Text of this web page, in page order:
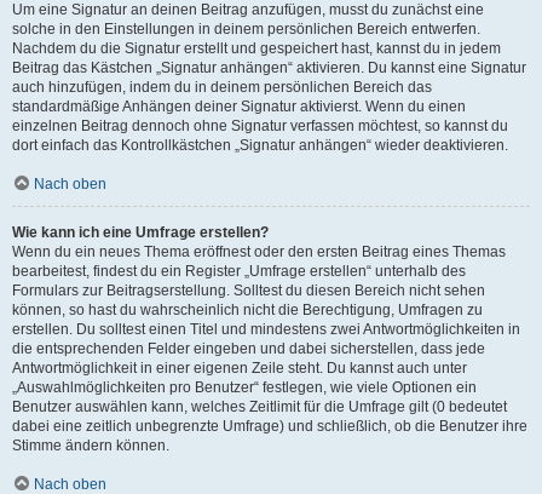
Um eine Signatur an deinen Beitrag anzufügen, musst du zunächst eine
solche in den Einstellungen in deinem persönlichen Bereich entwerfen.
Nachdem du die Signatur erstellt und gespeichert hast, kannst du in jedem
Beitrag das Kästchen „Signatur anhängen“ aktivieren. Du kannst eine Signatur
auch hinzufügen, indem du in deinem persönlichen Bereich das
standardmäßige Anhängen deiner Signatur aktivierst. Wenn du einen
einzelnen Beitrag dennoch ohne Signatur verfassen möchtest, so kannst du
dort einfach das Kontrollkästchen „Signatur anhängen“ wieder deaktivieren.
Nach oben
Wie kann ich eine Umfrage erstellen?
Wenn du ein neues Thema eröffnest oder den ersten Beitrag eines Themas
bearbeitest, findest du ein Register „Umfrage erstellen“ unterhalb des
Formulars zur Beitragserstellung. Solltest du diesen Bereich nicht sehen
können, so hast du wahrscheinlich nicht die Berechtigung, Umfragen zu
erstellen. Du solltest einen Titel und mindestens zwei Antwortmöglichkeiten in
die entsprechenden Felder eingeben und dabei sicherstellen, dass jede
Antwortmöglichkeit in einer eigenen Zeile steht. Du kannst auch unter
„Auswahlmöglichkeiten pro Benutzer“ festlegen, wie viele Optionen ein
Benutzer auswählen kann, welches Zeitlimit für die Umfrage gilt (0 bedeutet
dabei eine zeitlich unbegrenzte Umfrage) und schließlich, ob die Benutzer ihre
Stimme ändern können.
Nach oben